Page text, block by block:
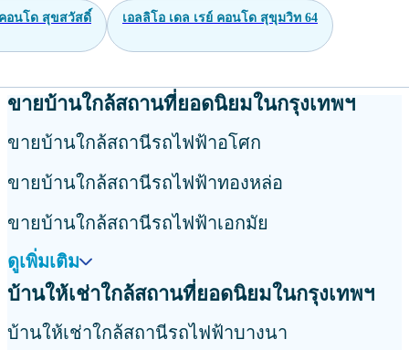
อนโด สุขสวัสดิ์ เอลลิโอ เดล เรย์ คอนโด สุขุมวิท 64
ขายบ้านใกล้สถานที่ยอดนิยมในกรุงเทพฯ
ขายบ้านใกล้สถานีรถไฟฟ้าอโศก
ขายบ้านใกล้สถานีรถไฟฟ้าทองหล่อ
ขายบ้านใกล้สถานีรถไฟฟ้าเอกมัย
ดูเพิ่มเติม
บ้านให้เช่าใกล้สถานที่ยอดนิยมในกรุงเทพฯ
บ้านให้เช่าใกล้สถานีรถไฟฟ้าบางนา